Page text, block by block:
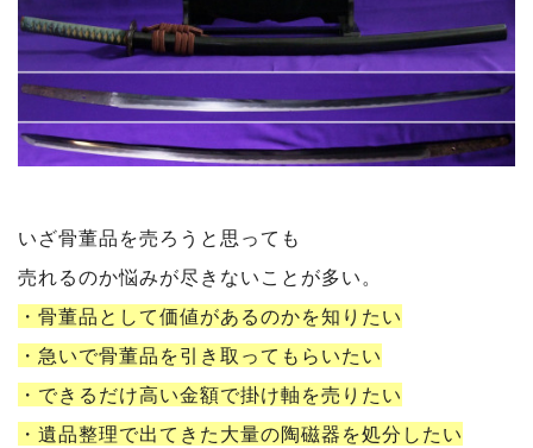
いざ骨董品を売ろうと思っても
売れるのか悩みが尽きないことが多い。
・骨董品として価値があるのかを知りたい
・急いで骨董品を引き取ってもらいたい
・できるだけ高い金額で掛け軸を売りたい
・遺品整理で出てきた大量の陶磁器を処分したい